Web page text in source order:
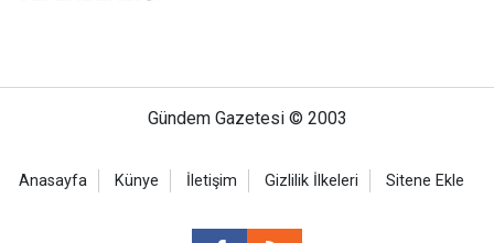
Gündem Gazetesi © 2003
Anasayfa Künye İletişim Gizlilik İlkeleri Sitene Ekle